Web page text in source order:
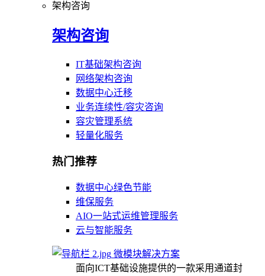
架构咨询
架构咨询
IT基础架构咨询
网络架构咨询
数据中心迁移
业务连续性/容灾咨询
容灾管理系统
轻量化服务
热门推荐
数据中心绿色节能
维保服务
AIO一站式运维管理服务
云与智能服务
微模块解决方案
面向ICT基础设施提供的一款采用通道封